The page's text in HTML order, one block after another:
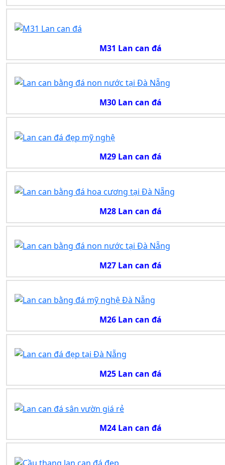
M31 Lan can đá
M30 Lan can đá
M29 Lan can đá
M28 Lan can đá
M27 Lan can đá
M26 Lan can đá
M25 Lan can đá
M24 Lan can đá